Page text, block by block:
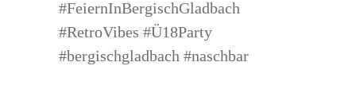
#FeiernInBergischGladbach
#RetroVibes #Ü18Party
#bergischgladbach #naschbar